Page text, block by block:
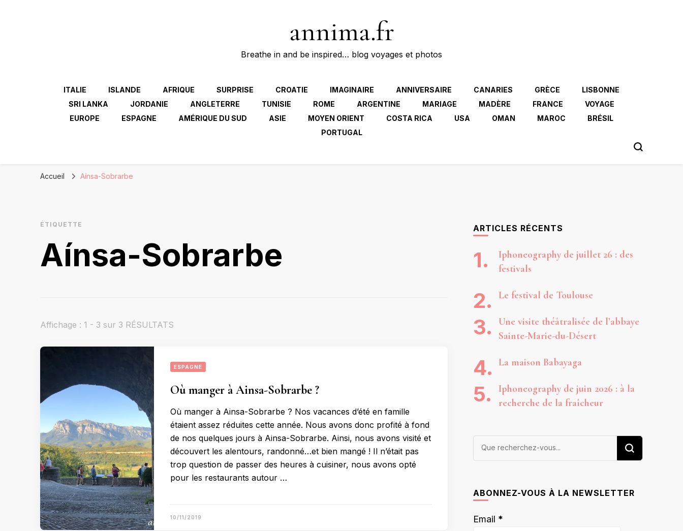
annima.fr
Breathe in and be inspired… blog voyages et photos
ITALIE ISLANDE AFRIQUE SURPRISE CROATIE IMAGINAIRE ANNIVERSAIRE CANARIES GRÈCE
LISBONNE
SRI LANKA
JORDANIE ANGLETERRE TUNISIE ROME ARGENTINE MARIAGE MADÈRE FRANCE
VOYAGE
EUROPE
ESPAGNE AMÉRIQUE DU SUD ASIE MOYEN ORIENT COSTA RICA USA OMAN MAROC
BRÉSIL
PORTUGAL
Accueil Aínsa-Sobrarbe
ÉTIQUETTE
Aínsa-Sobrarbe
Affichage : 1 - 3 sur 3 RÉSULTATS
ESPAGNE
Où manger à Ainsa-Sobrarbe ?
Où manger à Ainsa-Sobrarbe ? Nos vacances d’été en famille
étaient assez réduites cette année. Nous avons donc profité à fond
de nos quelques jours à Ainsa-Sobrarbe. Ainsi, nous avons visité et
découvert les alentours, randonné…et bien mangé ! Il n’était pas
trop question de passer des heures à cuisiner, nous avons opté
pour les restaurants autour …
10/11/2019
ARTICLES RÉCENTS
Iphoneography de juillet 26 : des
festivals
Le festival de Toulouse
Une visite théâtralisée de l’abbaye
Sainte-Marie-du-Désert
La maison Babayaga
Iphoneography de juin 2026 : à la
recherche de la fraîcheur
Vous
ABONNEZ-VOUS À LA NEWSLETTER
Email *